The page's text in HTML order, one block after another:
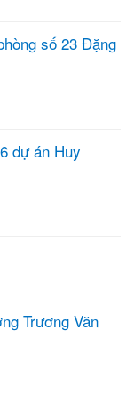
số 23 Đặng
dự án Huy
Trương Văn